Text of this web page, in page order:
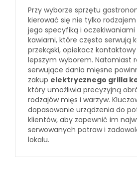
Przy wyborze sprzętu
kierować się nie tylko
jego specyfiką i oczekiwaniami
kawiarni, które często serwują
przekąski, opiekacz
lepszym wyborem. Natomiast
serwujące dania mięsne
zakup elektrycznego grilla
który umożliwia precyzyjną
rodzajów mięs i warzyw.
dopasowanie urządzenia do
klientów, aby zapewnić im
serwowanych potraw i
lokalu.